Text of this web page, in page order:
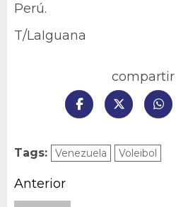
Perú.
T/LaIguana
compartir
Tags: Venezuela Voleibol
Navegación
Anterior